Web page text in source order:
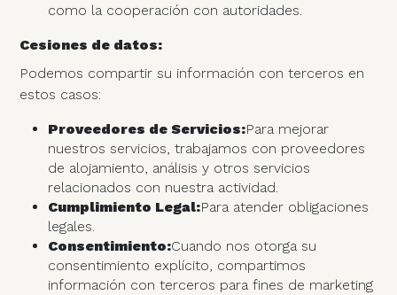
como la cooperación con autoridades.
Cesiones de datos:
Podemos compartir su información con terceros en
estos casos:
Proveedores de Servicios:Para mejorar
nuestros servicios, trabajamos con proveedores
de alojamiento, análisis y otros servicios
relacionados con nuestra actividad.
Cumplimiento Legal:Para atender obligaciones
legales.
Consentimiento:Cuando nos otorga su
consentimiento explícito, compartimos
información con terceros para fines de marketing